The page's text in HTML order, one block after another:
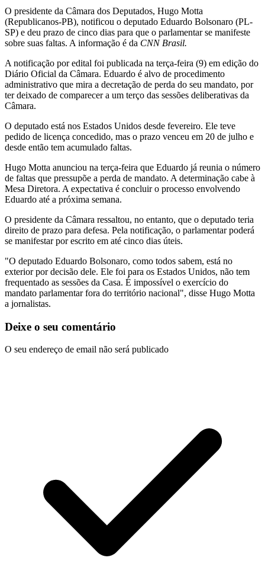
O presidente da Câmara dos Deputados, Hugo Motta
(Republicanos-PB), notificou o deputado Eduardo Bolsonaro (PL-
SP) e deu prazo de cinco dias para que o parlamentar se manifeste
sobre suas faltas. A informação é da CNN Brasil.
A notificação por edital foi publicada na terça-feira (9) em edição do
Diário Oficial da Câmara. Eduardo é alvo de procedimento
administrativo que mira a decretação de perda do seu mandato, por
ter deixado de comparecer a um terço das sessões deliberativas da
Câmara.
O deputado está nos Estados Unidos desde fevereiro. Ele teve
pedido de licença concedido, mas o prazo venceu em 20 de julho e
desde então tem acumulado faltas.
Hugo Motta anunciou na terça-feira que Eduardo já reunia o número
de faltas que pressupõe a perda de mandato. A determinação cabe à
Mesa Diretora. A expectativa é concluir o processo envolvendo
Eduardo até a próxima semana.
O presidente da Câmara ressaltou, no entanto, que o deputado teria
direito de prazo para defesa. Pela notificação, o parlamentar poderá
se manifestar por escrito em até cinco dias úteis.
"O deputado Eduardo Bolsonaro, como todos sabem, está no
exterior por decisão dele. Ele foi para os Estados Unidos, não tem
frequentado as sessões da Casa. É impossível o exercício do
mandato parlamentar fora do território nacional", disse Hugo Motta
a jornalistas.
Deixe o seu comentário
O seu endereço de email não será publicado